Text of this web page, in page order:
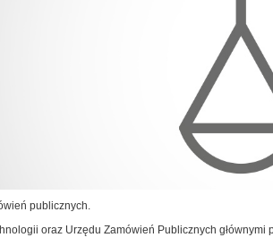
publicznych.
oraz Urzędu Zamówień Publicznych